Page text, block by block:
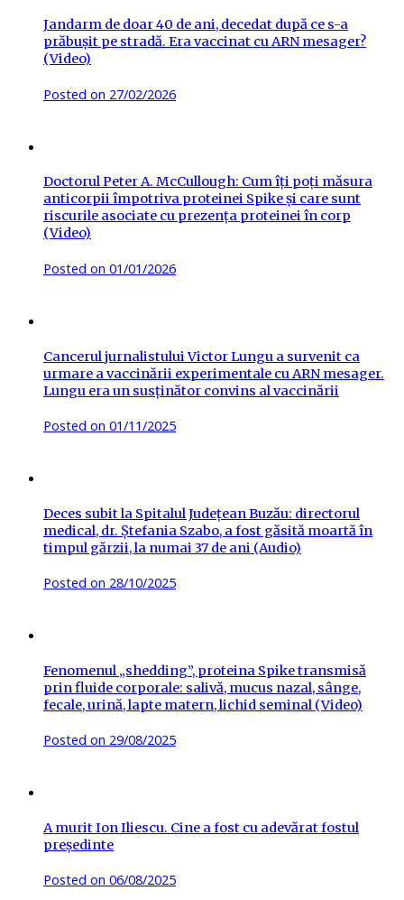
Jandarm de doar 40 de ani, decedat după ce s-a
prăbușit pe stradă. Era vaccinat cu ARN mesager?
(Video)
Posted on 27/02/2026
Doctorul Peter A. McCullough: Cum îți poți măsura
anticorpii împotriva proteinei Spike și care sunt
riscurile asociate cu prezența proteinei în corp
(Video)
Posted on 01/01/2026
Cancerul jurnalistului Victor Lungu a survenit ca
urmare a vaccinării experimentale cu ARN mesager.
Lungu era un susținător convins al vaccinării
Posted on 01/11/2025
Deces subit la Spitalul Județean Buzău: directorul
medical, dr. Ștefania Szabo, a fost găsită moartă în
timpul gărzii, la numai 37 de ani (Audio)
Posted on 28/10/2025
Fenomenul „shedding”, proteina Spike transmisă
prin fluide corporale: salivă, mucus nazal, sânge,
fecale, urină, lapte matern, lichid seminal (Video)
Posted on 29/08/2025
A murit Ion Iliescu. Cine a fost cu adevărat fostul
președinte
Posted on 06/08/2025